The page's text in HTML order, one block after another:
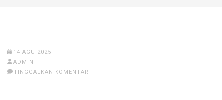
14 AGU 2025
ADMIN
TINGGALKAN KOMENTAR